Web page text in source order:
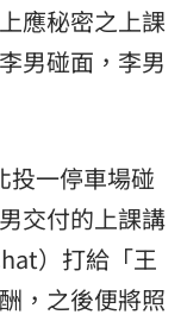
應秘密之上課
男碰面，李男
投一停車場碰
交付的上課講
）打給「王
，之後便將照